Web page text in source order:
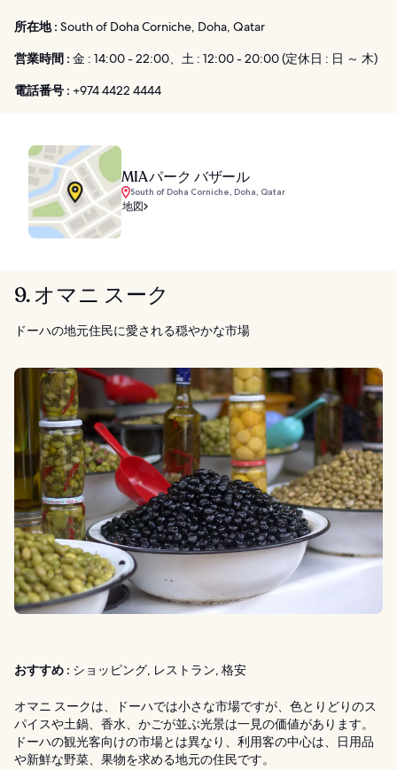
所在地 : South of Doha Corniche, Doha, Qatar
営業時間 : 金 : 14:00 - 22:00、土 : 12:00 - 20:00 (定休日 : 日 ～ 木)
電話番号 : +974 4422 4444
MIA パーク バザール
South of Doha Corniche, Doha, Qatar
地図
9. オマニ スーク
ドーハの地元住民に愛される穏やかな市場
おすすめ : ショッピング, レストラン, 格安
オマニ スークは、ドーハでは小さな市場ですが、色とりどりのス
パイスや土鍋、香水、かごが並ぶ光景は一見の価値があります。
ドーハの観光客向けの市場とは異なり、利用客の中心は、日用品
や新鮮な野菜、果物を求める地元の住民です。